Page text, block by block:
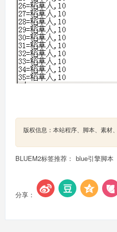
版权信息：本站程序、脚本、素材
BLUEM2标签推荐： blue引擎脚本
分享：